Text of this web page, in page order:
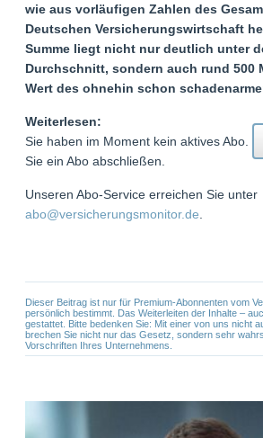
wie aus vorläufigen Zahlen des
Deutschen Versicherungswirtschaft
Summe liegt nicht nur deutlich unter
Durchschnitt, sondern auch rund 500
Wert des ohnehin schon
Weiterlesen:
Sie haben im Moment kein aktives Abo.
Sie ein Abo abschließen.
Unseren Abo-Service erreichen Sie unter
abo@versicherungsmonitor.de
Dieser Beitrag ist nur für Premium-Abonnenten vom
persönlich bestimmt. Das Weiterleiten der Inhalte –
gestattet. Bitte bedenken Sie: Mit einer von uns nicht
brechen Sie nicht nur das Gesetz, sondern sehr
Vorschriften Ihres Unternehmens.